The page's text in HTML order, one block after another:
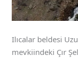
Ilıcalar beldesi
mevkiindeki Çır